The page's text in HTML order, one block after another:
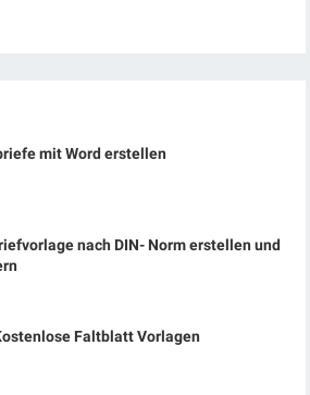
mit Word erstellen
nach DIN- Norm erstellen und
Faltblatt Vorlagen